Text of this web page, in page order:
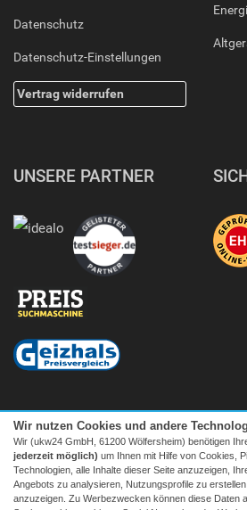
Datenschutz
Datenschutz-Einstellungen
Vertrag widerrufen
UNSERE PARTNER
Wir nutzen Cookies und andere
Wir (ukw24 GmbH, 61200 Wölfersheim) benötigen
jederzeit möglich) um Ihnen mit Hilfe von Cookies,
Technologien, alle Inhalte dieser Seite anzuzeigen,
Angebots zu analysieren, Nutzungsprofile zu
anzuzeigen. Zu Werbezwecken können diese Daten